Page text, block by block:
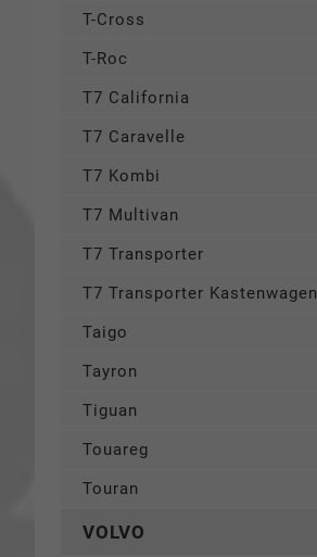
T-Cross
T-Roc
T7 California
T7 Caravelle
T7 Kombi
T7 Multivan
T7 Transporter
T7 Transporter Kastenwagen
Taigo
Tayron
Tiguan
Touareg
Touran
VOLVO